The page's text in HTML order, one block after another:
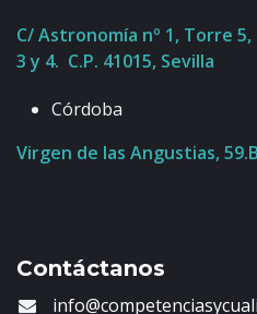
C/ Astronomía nº 1, Torre
3 y 4. C.P. 41015, Sevilla
Córdoba
Virgen de las Angustias,
Contáctanos